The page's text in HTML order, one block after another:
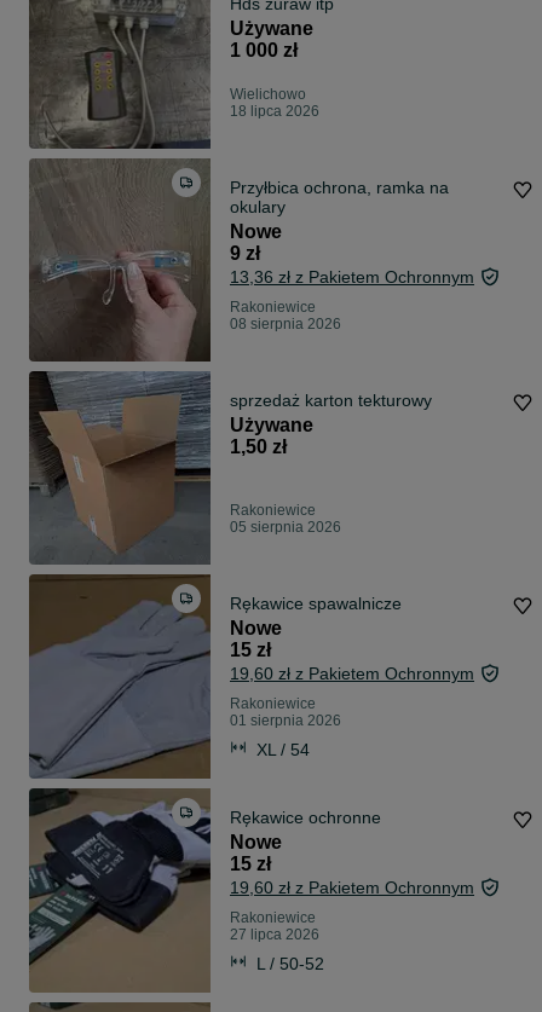
Hds żuraw itp
Używane
1 000 zł
Wielichowo
18 lipca 2026
Przyłbica ochrona, ramka na
okulary
Nowe
9 zł
13,36 zł z Pakietem Ochronnym
Rakoniewice
08 sierpnia 2026
sprzedaż karton tekturowy
Używane
1,50 zł
Rakoniewice
05 sierpnia 2026
Rękawice spawalnicze
Nowe
15 zł
19,60 zł z Pakietem Ochronnym
Rakoniewice
01 sierpnia 2026
XL / 54
Rękawice ochronne
Nowe
15 zł
19,60 zł z Pakietem Ochronnym
Rakoniewice
27 lipca 2026
L / 50-52